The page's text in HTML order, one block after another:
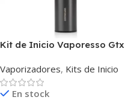
Kit de Inicio Vaporesso Gtx
Vaporizadores, Kits de Inicio
En stock